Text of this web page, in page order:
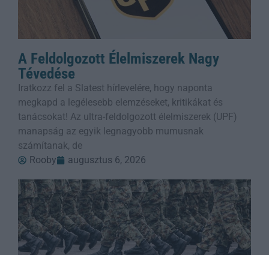
A Feldolgozott Élelmiszerek Nagy
Tévedése
Iratkozz fel a Slatest hírlevelére, hogy naponta
megkapd a legélesebb elemzéseket, kritikákat és
tanácsokat! Az ultra-feldolgozott élelmiszerek (UPF)
manapság az egyik legnagyobb mumusnak
számítanak, de
Rooby
augusztus 6, 2026